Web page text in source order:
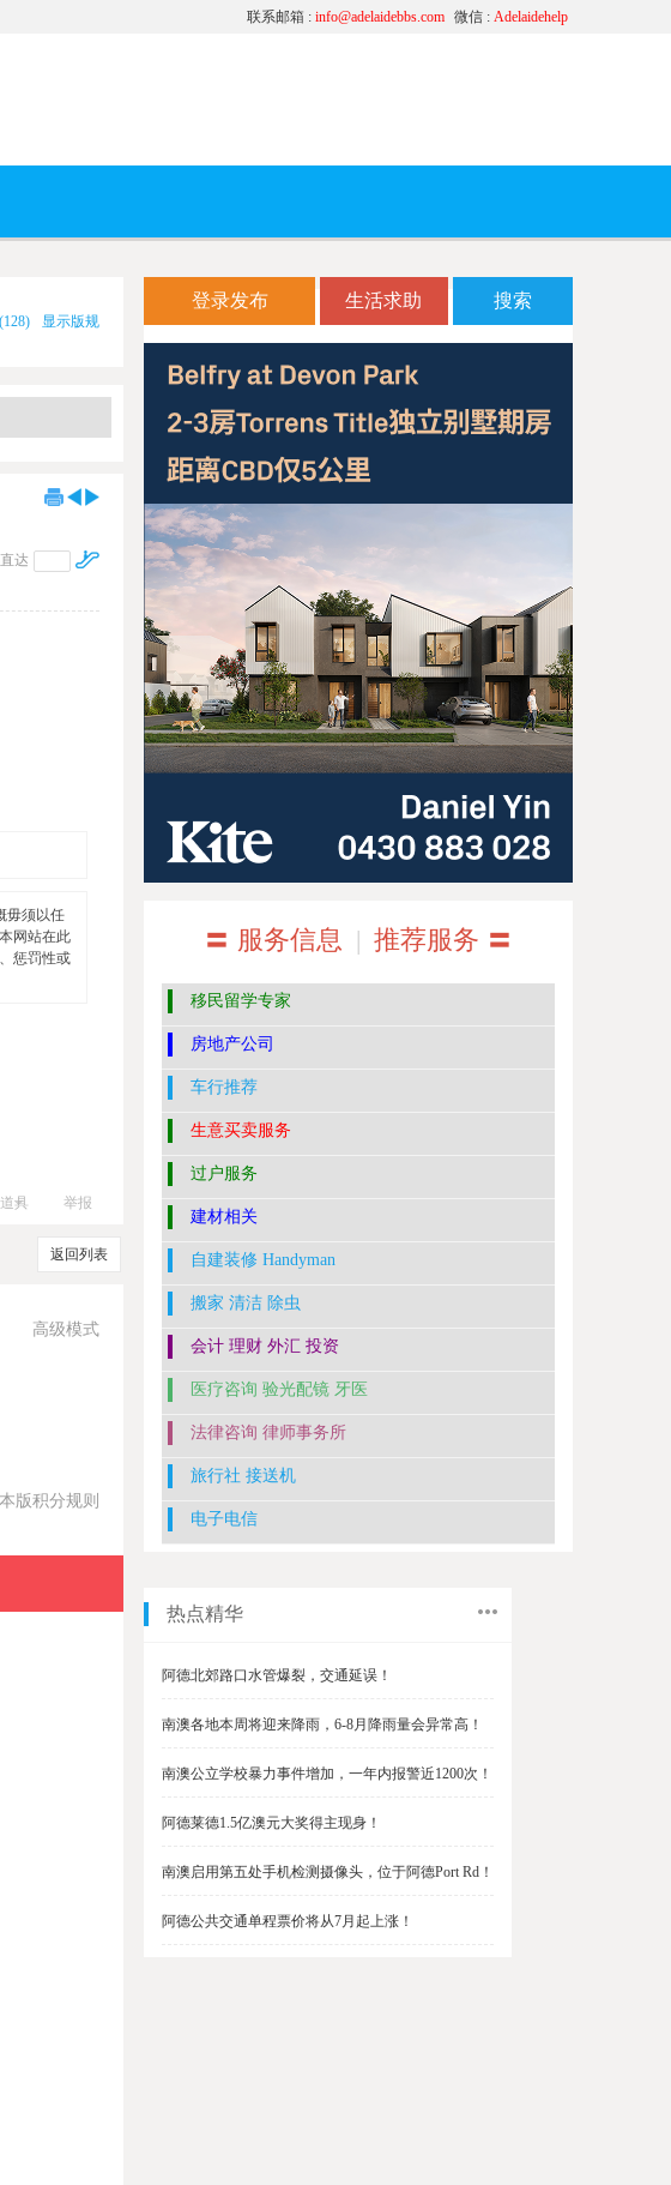
微信 : Adelaidehelp
联系邮箱 : info@adelaidebbs.com
显示版规
(128)
达
毋须以任
网站在此
惩罚性或
具 举报
返回列表
高级模式
本版积分规则
登录发布 生活求助 搜索
〓 服务信息 | 推荐服务 〓
移民留学专家
房地产公司
车行推荐
生意买卖服务
过户服务
建材相关
自建装修 Handyman
搬家 清洁 除虫
会计 理财 外汇 投资
医疗咨询 验光配镜 牙医
法律咨询 律师事务所
旅行社 接送机
电子电信
热点精华
阿德北郊路口水管爆裂，交通延误！
南澳各地本周将迎来降雨，6-8月降雨量会异常高！
南澳公立学校暴力事件增加，一年内报警近1200次！
阿德莱德1.5亿澳元大奖得主现身！
南澳启用第五处手机检测摄像头，位于阿德Port Rd！
阿德公共交通单程票价将从7月起上涨！